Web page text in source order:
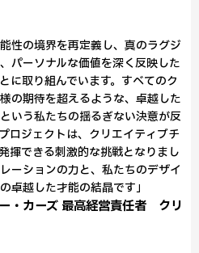
性の境界を再定義し、真のラグジ
パーソナルな価値を深く反映した
に取り組んでいます。すべてのク
の期待を超えるような、卓越した
いう私たちの揺るぎない決意が反
ロジェクトは、クリエイティブチ
揮できる刺激的な挑戦となりまし
ーションの力と、私たちのデザイ
卓越した才能の結晶です」
・カーズ 最高経営責任者 クリ